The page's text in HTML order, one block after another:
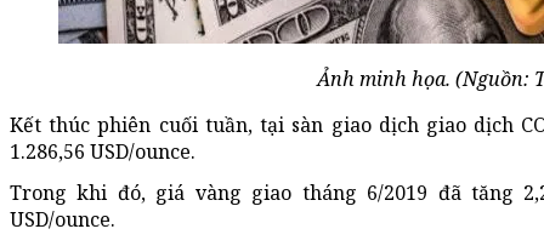
Ảnh minh họa. (Nguồn:
Kết thúc phiên cuối tuần, tại sàn giao dịch giao dịch
1.286,56 USD/ounce.
Trong khi đó, giá vàng giao tháng 6/2019 đã tăng
USD/ounce.